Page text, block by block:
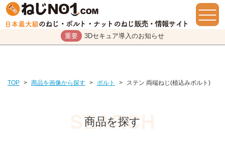
重要 3Dセキュア導入のお知らせ
TOP > 商品を画像から探す > ボルト > ステン 両端ねじ(植込みボルト)
商品を探す